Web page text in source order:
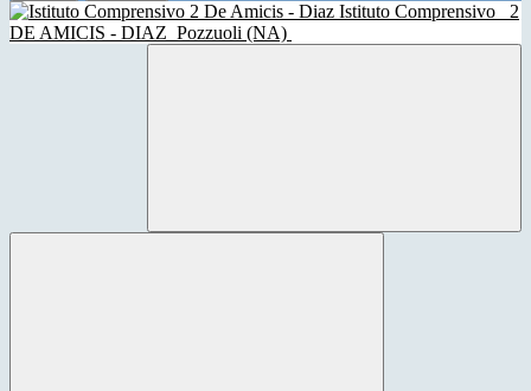
Istituto Comprensivo
2
DE AMICIS - DIAZ Pozzuoli (NA)